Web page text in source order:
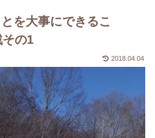
を大事にできるこ
の1
2018.04.04